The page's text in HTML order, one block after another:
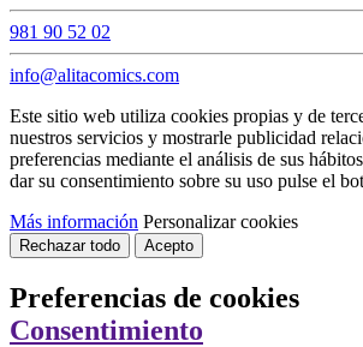
981 90 52 02
info@alitacomics.com
Este sitio web utiliza cookies propias y de
nuestros servicios y mostrarle publicidad
preferencias mediante el análisis de sus
dar su consentimiento sobre su uso pulse el
Más información Personalizar cookies
Rechazar todo Acepto
Preferencias de cookies
Consentimiento